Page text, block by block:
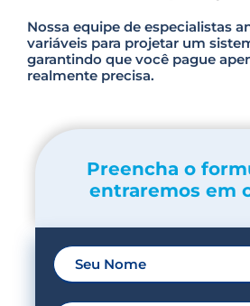
Nossa equipe de especialistas
variáveis para projetar um
garantindo que você pague
realmente precisa.
Preencha o
entraremos em